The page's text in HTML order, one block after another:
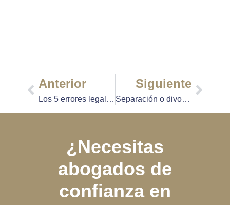
Anterior
Los 5 errores legales más comunes al aceptar un contrato según abogados
Siguiente
Separación o divorcio ¿cuál es la mejor opción para ti?
¿Necesitas
abogados de
confianza en